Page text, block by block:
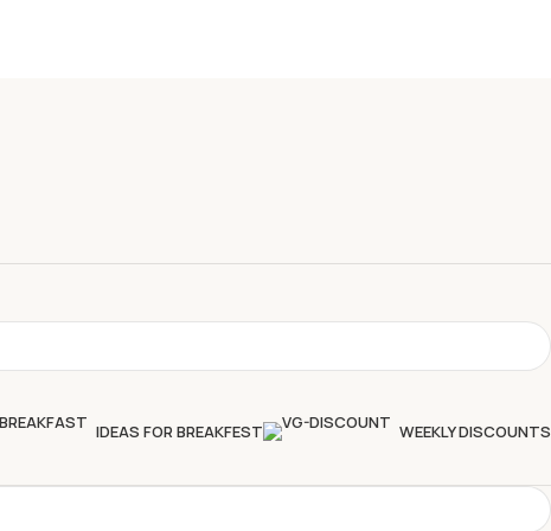
IDEAS FOR BREAKFEST WEEKLY DISCOUNTS